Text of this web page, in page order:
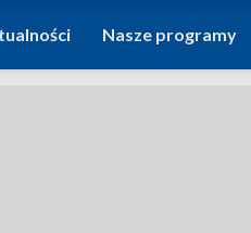
Nasze programy